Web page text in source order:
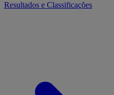
Resultados e Classificações